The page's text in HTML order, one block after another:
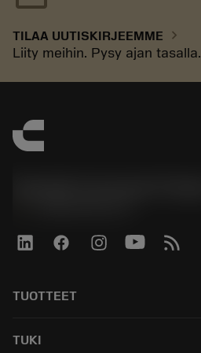
TILAA UUTISKIRJEEMME chevron_right
Liity meihin. Pysy ajan tasalla.
TUOTTEET
Kaikki ohjelmistot
TUKI